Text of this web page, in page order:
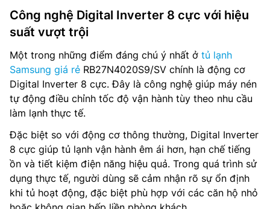
Công nghệ Digital Inverter 8 cực với hiệu
suất vượt trội
Một trong những điểm đáng chú ý nhất ở tủ lạnh
Samsung giá rẻ RB27N4020S9/SV chính là động cơ
Digital Inverter 8 cực. Đây là công nghệ giúp máy nén
tự động điều chỉnh tốc độ vận hành tùy theo nhu cầu
làm lạnh thực tế.
Đặc biệt so với động cơ thông thường, Digital Inverter
8 cực giúp tủ lạnh vận hành êm ái hơn, hạn chế tiếng
ồn và tiết kiệm điện năng hiệu quả. Trong quá trình sử
dụng thực tế, người dùng sẽ cảm nhận rõ sự ổn định
khi tủ hoạt động, đặc biệt phù hợp với các căn hộ nhỏ